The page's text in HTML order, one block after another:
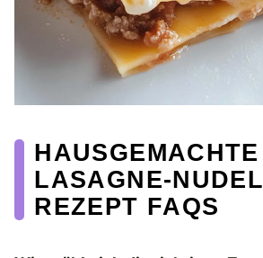
HAUSGEMACHTE
LASAGNE-
REZEPT FAQS